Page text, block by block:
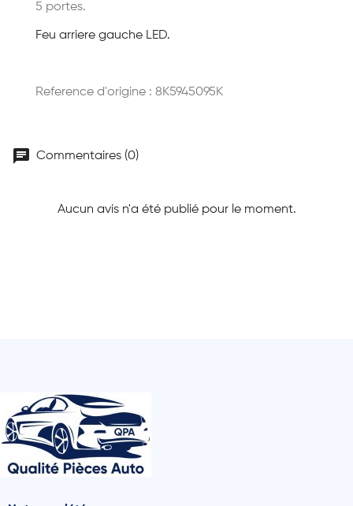
5 portes.
Feu arriere gauche LED.
Reference d'origine : 8K5945095K
chat Commentaires (0)
Aucun avis n'a été publié pour le moment.